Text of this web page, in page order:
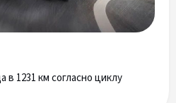
в 1231 км согласно циклу